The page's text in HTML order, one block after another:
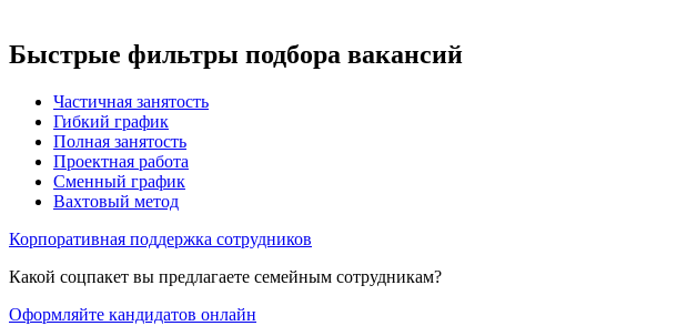
Быстрые фильтры подбора вакансий
Частичная занятость
Гибкий график
Полная занятость
Проектная работа
Сменный график
Вахтовый метод
Корпоративная поддержка сотрудников
Какой соцпакет вы предлагаете семейным сотрудникам?
Оформляйте кандидатов онлайн